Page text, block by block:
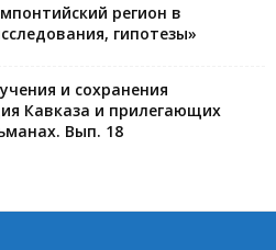
регион в
гипотезы»
и сохранения
Кавказа и прилегающих
Вып. 18